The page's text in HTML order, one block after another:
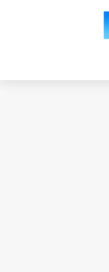
Gadget Saat Liburan,